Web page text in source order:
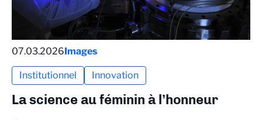
07.03.2026Images
Institutionnel Innovation
La science au féminin à l’honneur